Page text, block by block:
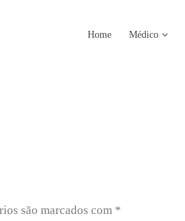
Home Médico
são marcados com *